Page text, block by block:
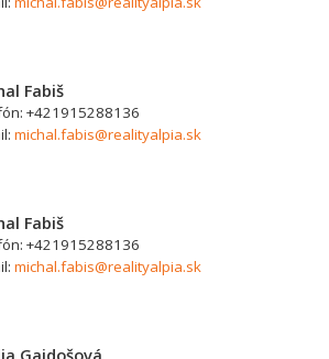
Fabiš
+421915288136
michal.fabis@realityalpia.sk
Fabiš
+421915288136
michal.fabis@realityalpia.sk
Gajdošová